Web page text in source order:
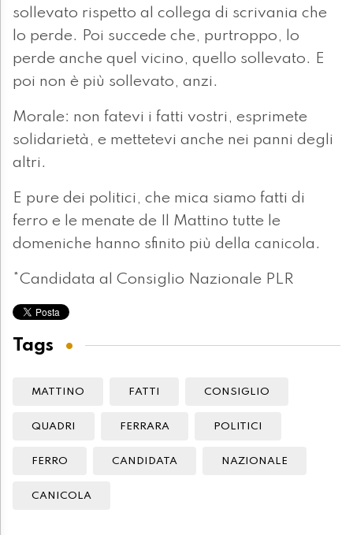
sollevato rispetto al collega di scrivania che
lo perde. Poi succede che, purtroppo, lo
perde anche quel vicino, quello sollevato. E
poi non è più sollevato, anzi.
Morale: non fatevi i fatti vostri, esprimete
solidarietà, e mettetevi anche nei panni degli
altri.
E pure dei politici, che mica siamo fatti di
ferro e le menate de Il Mattino tutte le
domeniche hanno sfinito più della canicola.
*Candidata al Consiglio Nazionale PLR
Tags
MATTINO FATTI CONSIGLIO
QUADRI FERRARA POLITICI
FERRO CANDIDATA NAZIONALE
CANICOLA